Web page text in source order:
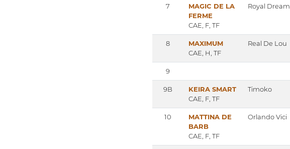
7
MAGIC DE LA
FERME
CAE, F, TF
Royal Dream
8
MAXIMUM
CAE, H, TF
Real De Lou
9
9B
KEIRA SMART
CAE, F, TF
Timoko
10
MATTINA DE
BARB
CAE, F, TF
Orlando Vici